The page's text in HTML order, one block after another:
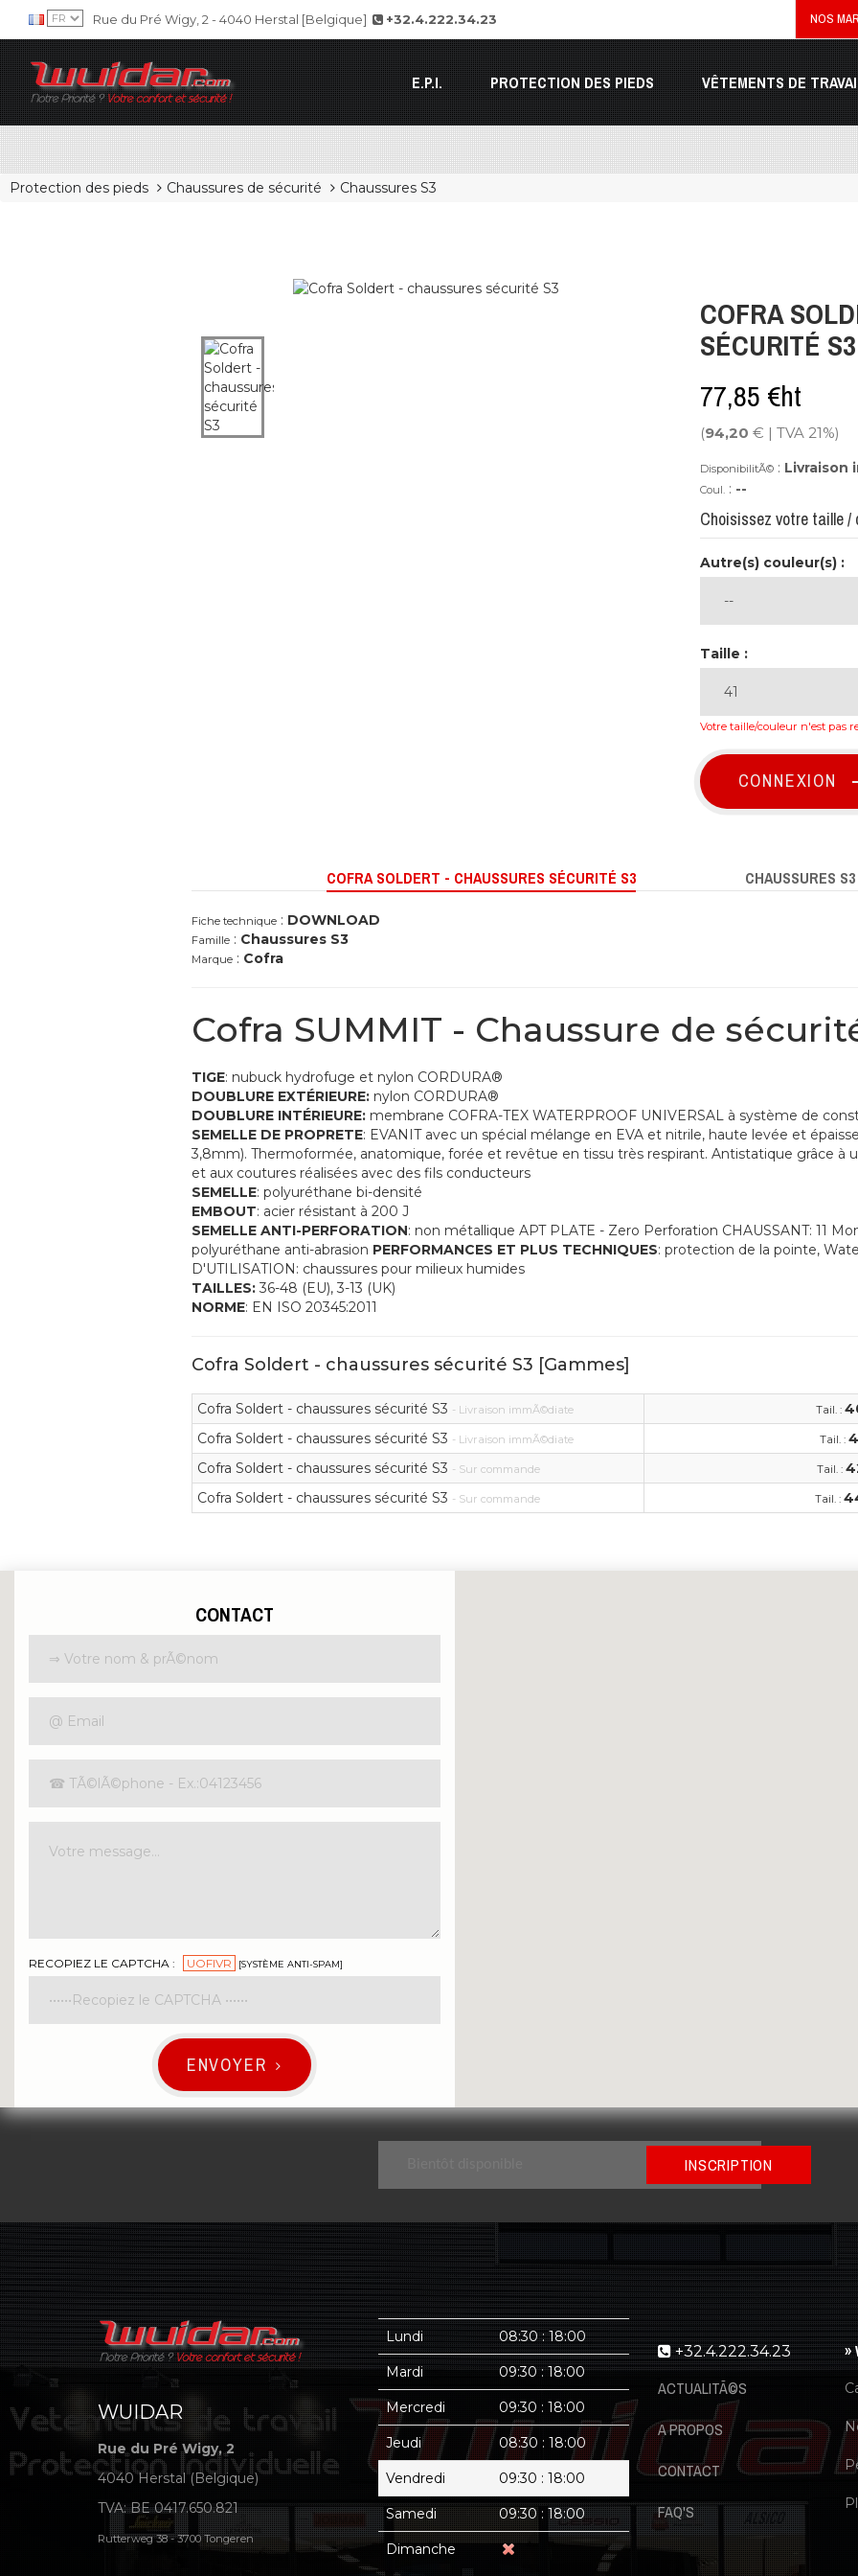
Rue du Pré Wigy, 2 - 4040 Herstal [Belgique] +32.4.222.34.23 NOS
E.P.I. PROTECTION DES PIEDS VÊTEMENTS DE
Protection des pieds Chaussures de sécurité Chaussures S3
COFRA
SÉCURITÉ S3
77,85 €ht
(94,20 € | TVA 21%)
DisponibilitÃ©: Livraison
Coul.: --
Choisissez votre taille /
Autre(s) couleur(s) :
Taille :
Votre taille/couleur n'est pas
CONNEXION
COFRA SOLDERT - CHAUSSURES SÉCURITÉ S3 CHAUSSURES S3
Fiche technique: DOWNLOAD
Famille: Chaussures S3
Marque: Cofra
Cofra SUMMIT - Chaussure de
TIGE: nubuck hydrofuge et nylon CORDURA®
DOUBLURE EXTÉRIEURE:nylon CORDURA®
DOUBLURE INTÉRIEURE:membrane COFRA-TEX WATERPROOF UNIVERSAL à système de
SEMELLE DE PROPRETE: EVANIT avec un spécial mélange en EVA et nitrile, haute levée et
3,8mm). Thermoformée, anatomique, forée et revêtue en tissu très respirant. Antistatique grâce à
et aux coutures réalisées avec des fils conducteurs
SEMELLE: polyuréthane bi-densité
EMBOUT: acier résistant à 200 J
SEMELLE ANTI-PERFORATION: non métallique APT PLATE - Zero Perforation CHAUSSANT: 11
polyuréthane anti-abrasion PERFORMANCES ET PLUS TECHNIQUES: protection de la pointe,
D'UTILISATION: chaussures pour milieux humides
TAILLES:36-48 (EU), 3-13 (UK)
NORME: EN ISO 20345:2011
Cofra Soldert - chaussures sécurité S3 [Gammes]
Cofra Soldert - chaussures sécurité S3 - Livraison immÃ©diate Tail. :
Cofra Soldert - chaussures sécurité S3 - Livraison immÃ©diate Tail. :
Cofra Soldert - chaussures sécurité S3 - Sur commande Tail. :
Cofra Soldert - chaussures sécurité S3 - Sur commande Tail. :
CONTACT
RECOPIEZ LE CAPTCHA : UOFIVR [SYSTÈME ANTI-SPAM]
ENVOYER
INSCRIPTION
WUIDAR
Rue du Pré Wigy, 2
4040 Herstal (Belgique)
TVA: BE 0417.650.821
Rutterweg 38 - 3700 Tongeren
Lundi 08:30 : 18:00
Mardi 09:30 : 18:00
Mercredi 09:30 : 18:00
Jeudi 08:30 : 18:00
Vendredi 09:30 : 18:00
Samedi 09:30 : 18:00
Dimanche
+32.4.222.34.23
ACTUALITÃ©S
A PROPOS
CONTACT
FAQ'S
»